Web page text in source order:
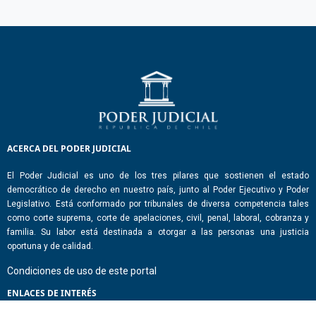
ACERCA DEL PODER JUDICIAL
El Poder Judicial es uno de los tres pilares que sostienen el estado
democrático de derecho en nuestro país, junto al Poder Ejecutivo y Poder
Legislativo. Está conformado por tribunales de diversa competencia tales
como corte suprema, corte de apelaciones, civil, penal, laboral, cobranza y
familia. Su labor está destinada a otorgar a las personas una justicia
oportuna y de calidad.
Condiciones de uso de este portal
ENLACES DE INTERÉS